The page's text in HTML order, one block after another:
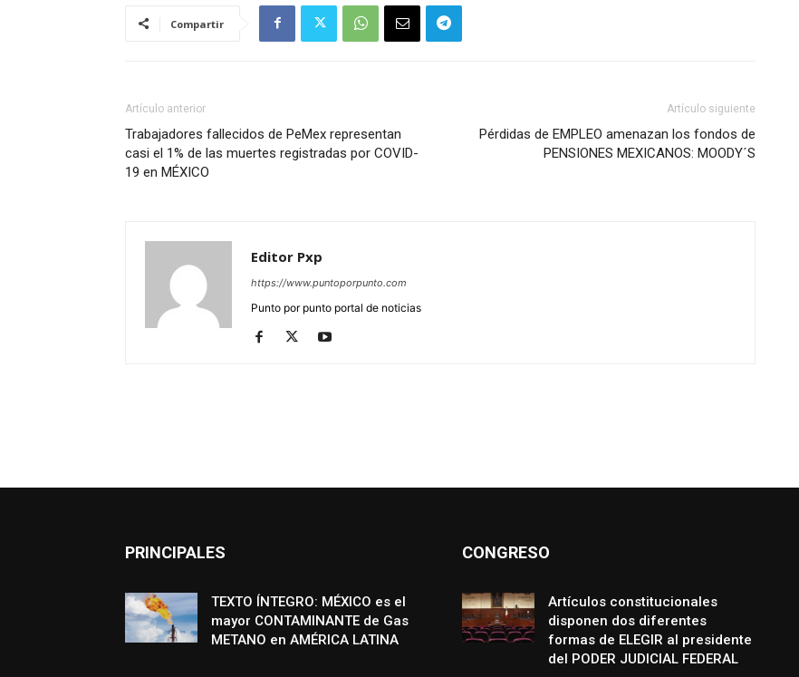
Compartir
Artículo anterior
Trabajadores fallecidos de PeMex representan
casi el 1% de las muertes registradas por COVID-
19 en MÉXICO
Artículo siguiente
Pérdidas de EMPLEO amenazan los fondos de
PENSIONES MEXICANOS: MOODY´S
Editor Pxp
https://www.puntoporpunto.com
Punto por punto portal de noticias
PRINCIPALES
TEXTO ÍNTEGRO: MÉXICO es el
mayor CONTAMINANTE de Gas
METANO en AMÉRICA LATINA
CONGRESO
Artículos constitucionales
disponen dos diferentes
formas de ELEGIR al presidente
del PODER JUDICIAL FEDERAL